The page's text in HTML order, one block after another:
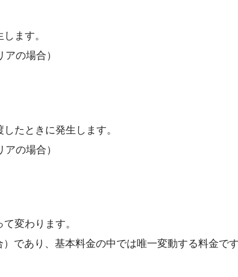
ます。
の場合）
たときに発生します。
の場合）
変わります。
であり、基本料金の中では唯一変動する料金です